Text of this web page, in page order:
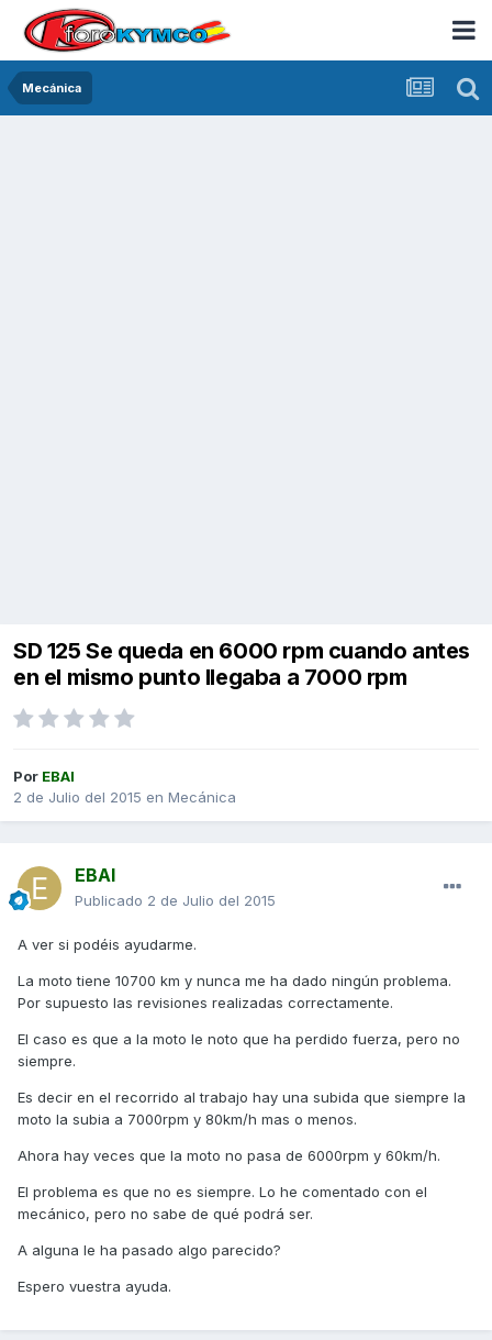
Mecánica
SD 125 Se queda en 6000 rpm cuando antes
en el mismo punto llegaba a 7000 rpm
Por EBAI
2 de Julio del 2015 en Mecánica
EBAI
Publicado 2 de Julio del 2015
A ver si podéis ayudarme.
La moto tiene 10700 km y nunca me ha dado ningún problema.
Por supuesto las revisiones realizadas correctamente.
El caso es que a la moto le noto que ha perdido fuerza, pero no
siempre.
Es decir en el recorrido al trabajo hay una subida que siempre la
moto la subia a 7000rpm y 80km/h mas o menos.
Ahora hay veces que la moto no pasa de 6000rpm y 60km/h.
El problema es que no es siempre. Lo he comentado con el
mecánico, pero no sabe de qué podrá ser.
A alguna le ha pasado algo parecido?
Espero vuestra ayuda.